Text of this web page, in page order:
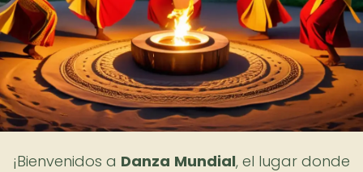
¡Bienvenidos a Danza Mundial, el lugar donde